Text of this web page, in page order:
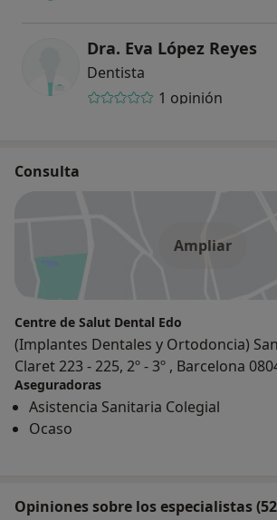
Dra. Eva López Reyes
Dentista
1 opinión
Consulta
Ampliar
Centre de Salut Dental Edo
(Implantes Dentales y Ortodoncia)
Claret 223 - 225, 2º - 3º , Barcelona
Aseguradoras
Asistencia Sanitaria Colegial
Ocaso
Opiniones sobre los especialistas